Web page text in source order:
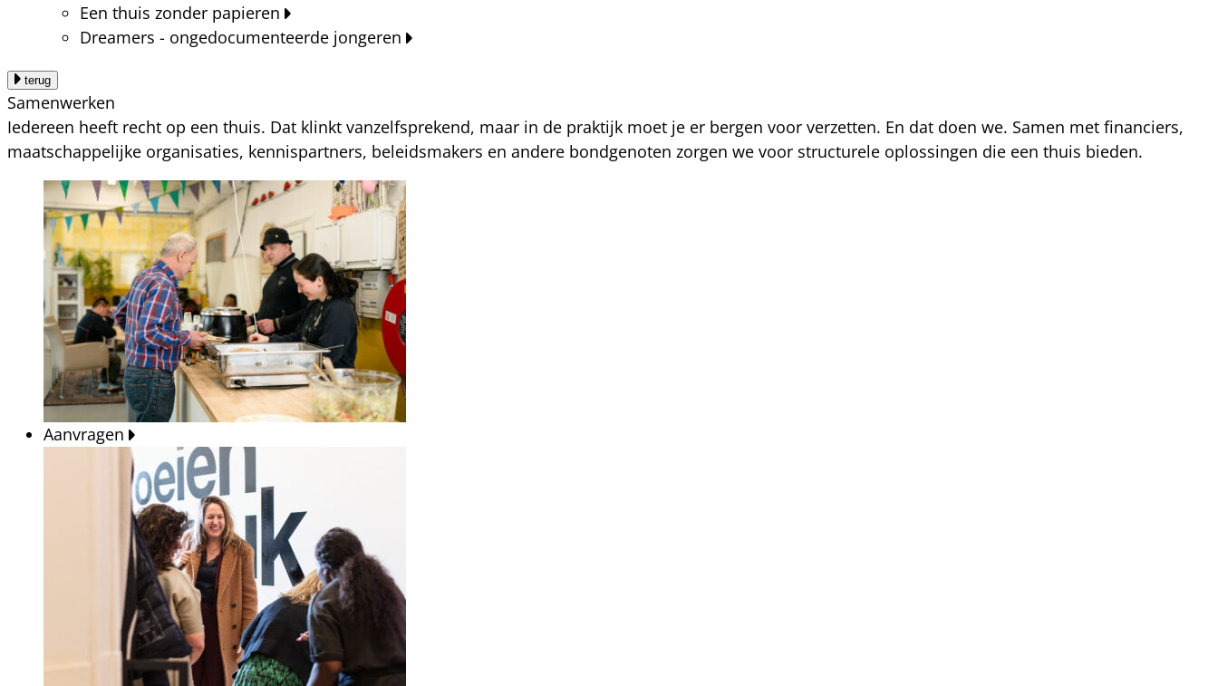
Een thuis zonder papieren
Dreamers - ongedocumenteerde jongeren
terug
Samenwerken
Iedereen heeft recht op een thuis. Dat klinkt vanzelfsprekend, maar in de praktijk moet je er bergen voor verzetten. En dat doen we. Samen met financiers,
maatschappelijke organisaties, kennispartners, beleidsmakers en andere bondgenoten zorgen we voor structurele oplossingen die een thuis bieden.
Aanvragen